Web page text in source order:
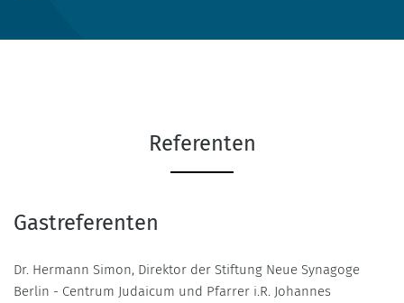
Referenten
Gastreferenten
Dr. Hermann Simon, Direktor der Stiftung Neue Synagoge
Berlin - Centrum Judaicum und Pfarrer i.R. Johannes